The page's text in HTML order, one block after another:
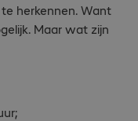
herkennen. Want
Maar wat zijn